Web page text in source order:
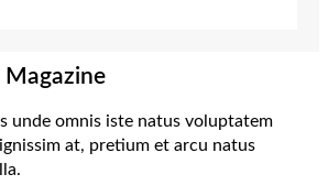
Magazine
unde omnis iste natus voluptatem
at, pretium et arcu natus